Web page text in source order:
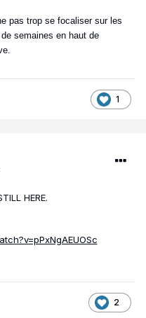
pas trop se focaliser sur les
semaines en haut de
1
HERE.
2